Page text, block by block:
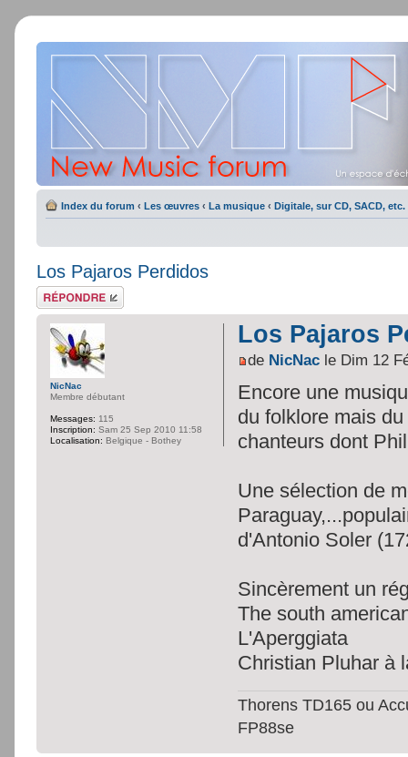
Index du forum ‹ Les œuvres ‹ La musique ‹ Digitale, sur CD, SACD, etc.
Los Pajaros Perdidos
Répondre
Los Pajaros
de NicNac le Dim 12
Encore une
du folklore mais
chanteurs dont
Une sélection de
d'Antonio Soler
Sincèrement un
The south
L'Aperggiata
Christian Pluhar à
Thorens TD165 ou
FP88se
NicNac
Membre débutant
Messages: 115
Inscription: Sam 25 Sep 2010 11:58
Localisation: Belgique - Bothey